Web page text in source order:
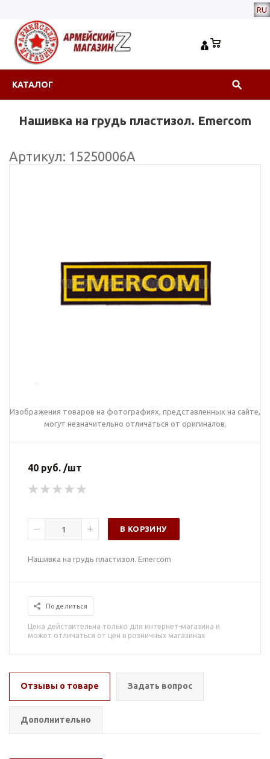
RU
КАТАЛОГ
Нашивка на грудь пластизол. Emercom
Артикул: 15250006А
Изображения товаров на фотографиях, представленных на сайте,
могут незначительно отличаться от оригиналов.
40 руб. /шт
В КОРЗИНУ
Нашивка на грудь пластизол. Emercom
Поделиться
Цена действительна только для интернет-магазина и
может отличаться от цен в розничных магазинах
Отзывы о товаре Задать вопрос
Дополнительно